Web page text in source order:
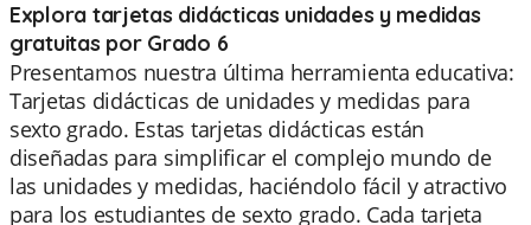
Explora tarjetas didácticas unidades y medidas
gratuitas por Grado 6
Presentamos nuestra última herramienta educativa:
Tarjetas didácticas de unidades y medidas para
sexto grado. Estas tarjetas didácticas están
diseñadas para simplificar el complejo mundo de
las unidades y medidas, haciéndolo fácil y atractivo
para los estudiantes de sexto grado. Cada tarjeta